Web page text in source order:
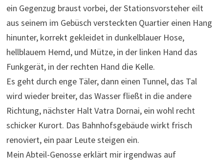
ein Gegenzug braust vorbei, der Stationsvorsteher eilt
aus seinem im Gebüsch versteckten Quartier einen Hang
hinunter, korrekt gekleidet in dunkelblauer Hose,
hellblauem Hemd, und Mütze, in der linken Hand das
Funkgerät, in der rechten Hand die Kelle.
Es geht durch enge Täler, dann einen Tunnel, das Tal
wird wieder breiter, das Wasser fließt in die andere
Richtung, nächster Halt Vatra Dornai, ein wohl recht
schicker Kurort. Das Bahnhofsgebäude wirkt frisch
renoviert, ein paar Leute steigen ein.
Mein Abteil-Genosse erklärt mir irgendwas auf